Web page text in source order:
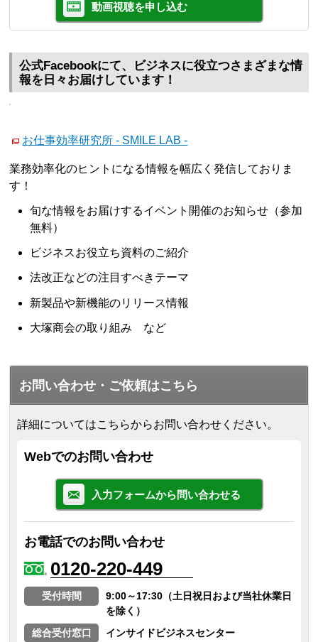
動画視聴を申し込む
公式Facebookにて、ビジネスに役立つさまざまな情
報を日々お届けしています！
お仕事効率研究所 - SMILE LAB -
業務効率化のヒントになる情報を幅広く発信しておりま
す！
旬な情報をお届けするイベント開催のお知らせ（参加
無料）
ビジネスお役立ち資料のご紹介
法改正などの注目すべきテーマ
新製品や新機能のリリース情報
大塚商会の取り組み など
お問い合わせ・ご依頼はこちら
詳細についてはこちらからお問い合わせください。
Webでのお問い合わせ
入力フォームから問い合わせる
お電話でのお問い合わせ
0120-220-449
受付時間
9:00～17:30（土日祝日および当社休業日
を除く）
総合受付窓口
インサイドビジネスセンター